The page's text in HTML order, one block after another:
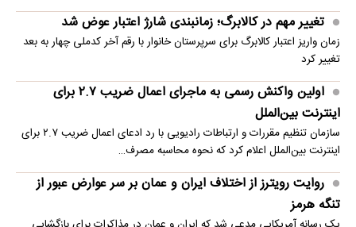
تغییر مهم در کالابرگ؛ زمانبندی‌ شارژ اعتبار عوض شد
زمان واریز اعتبار کالابرگ برای سرپرستان خانوار با رقم آخر کدملی چهار به بعد
تغییر کرد
اولین واکنش رسمی به ماجرای اعمال ضریب ۲.۷ برای
اینترنت بین‌الملل
سازمان تنظیم مقررات و ارتباطات رادیویی با رد ادعای اعمال ضریب ۲.۷ برای
اینترنت بین‌الملل اعلام کرد که نحوه محاسبه مصرف…
روایت رویترز از اختلاف ایران و عمان بر سر عوارض عبور از
تنگه هرمز